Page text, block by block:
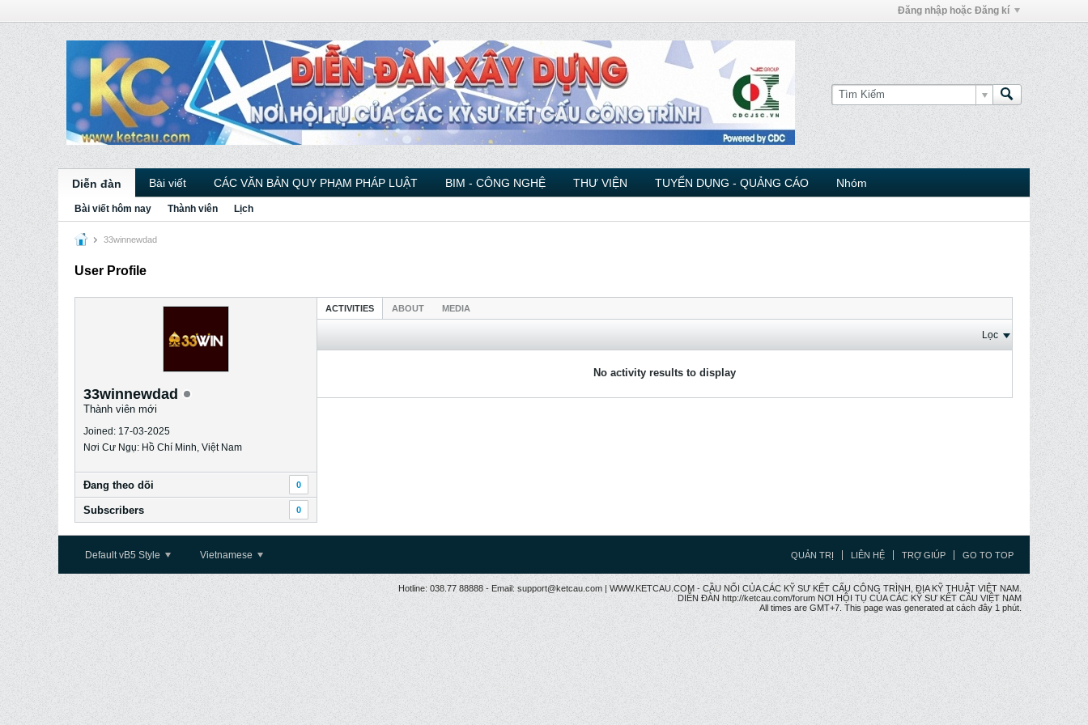
Đăng nhập hoặc Đăng kí
Diễn đàn Bài viết CÁC VĂN BẢN QUY PHẠM PHÁP LUẬT BIM - CÔNG NGHỆ THƯ VIỆN TUYỂN DỤNG - QUẢNG CÁO Nhóm
Bài viết hôm nay Thành viên Lịch
33winnewdad
User Profile
33winnewdad
Thành viên mới
Joined: 17-03-2025
Nơi Cư Ngụ: Hồ Chí Minh, Việt Nam
Ðang theo dõi 0
Subscribers 0
ACTIVITIES ABOUT MEDIA
Lọc
No activity results to display
Default vB5 Style Vietnamese QUẢN TRỊ LIÊN HỆ TRỢ GIÚP GO TO TOP
Hotline: 038.77 88888 - Email: support@ketcau.com | WWW.KETCAU.COM - CẦU NỐI CỦA CÁC KỸ SƯ KẾT CẤU CÔNG TRÌNH, ĐỊA KỸ THUẬT VIỆT NAM.
DIỄN ĐÀN http://ketcau.com/forum NƠI HỘI TỤ CỦA CÁC KỸ SƯ KẾT CÂU VIỆT NAM
All times are GMT+7. This page was generated at cách đây 1 phút.